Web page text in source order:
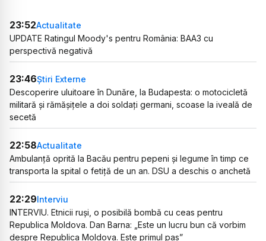
23:52Actualitate
UPDATE Ratingul Moody's pentru România: BAA3 cu
perspectivă negativă
23:46Știri Externe
Descoperire uluitoare în Dunăre, la Budapesta: o motocicletă
militară și rămășițele a doi soldați germani, scoase la iveală de
secetă
22:58Actualitate
Ambulanță oprită la Bacău pentru pepeni și legume în timp ce
transporta la spital o fetiță de un an. DSU a deschis o anchetă
22:29Interviu
INTERVIU. Etnicii ruși, o posibilă bombă cu ceas pentru
Republica Moldova. Dan Barna: „Este un lucru bun că vorbim
despre Republica Moldova. Este primul pas”